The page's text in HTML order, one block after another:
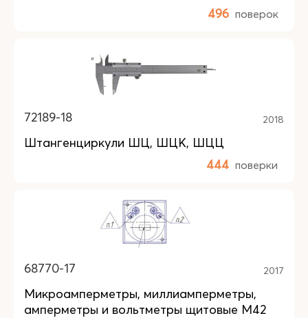
496 поверок
72189-18 2018
Штангенциркули ШЦ, ШЦК, ШЦЦ
444 поверки
68770-17 2017
Микроамперметры, миллиамперметры,
амперметры и вольтметры щитовые М42